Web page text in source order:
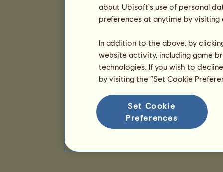
about Ubisoft's use of personal
preferences at anytime by
In addition to the above, by
website activity, including game
technologies. If you wish to
by visiting the “Set Cookie
Set Cookie
Preferences